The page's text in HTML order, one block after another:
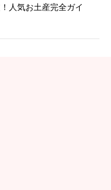
人気お土産完全ガイ